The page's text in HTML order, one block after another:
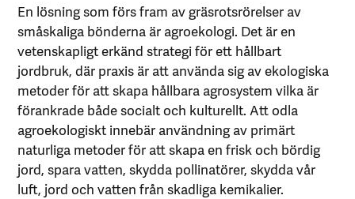
En lösning som förs fram av gräsrotsrörelser av
småskaliga bönderna är agroekologi. Det är en
vetenskapligt erkänd strategi för ett hållbart
jordbruk, där praxis är att använda sig av ekologiska
metoder för att skapa hållbara agrosystem vilka är
förankrade både socialt och kulturellt. Att odla
agroekologiskt innebär användning av primärt
naturliga metoder för att skapa en frisk och bördig
jord, spara vatten, skydda pollinatörer, skydda vår
luft, jord och vatten från skadliga kemikalier.